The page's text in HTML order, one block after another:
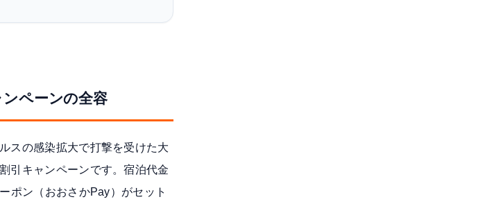
ペーンの全容
スの感染拡大で打撃を受けた大
引キャンペーンです。宿泊代金
ポン（おおさかPay）がセット